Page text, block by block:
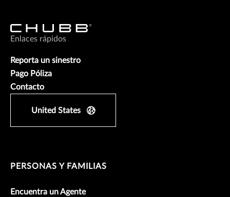
Enlaces rápidos
Reporta un sinestro
Pago Póliza
Contacto
United States
PERSONAS Y FAMILIAS
Encuentra un Agente